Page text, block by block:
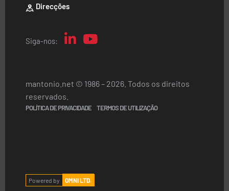
Direcções
Siga-nos:
mantonio.net © 1986 – 2026. Todos os direitos
reservados.
POLÍTICA DE PRIVACIDADE TERMOS DE UTILIZAÇÃO
Powered by OMNI LTD.